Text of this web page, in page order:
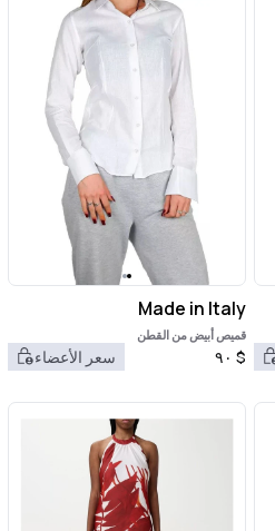
Made in Italy
قميص أبيض من القطن
$ ٩٠ سعر الأعضاء